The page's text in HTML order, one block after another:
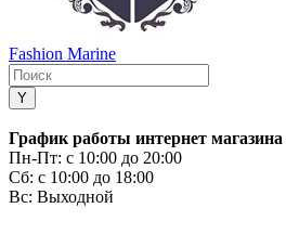
Fashion Marine
График работы интернет магазина
Пн-Пт: с 10:00 до 20:00
Сб: с 10:00 до 18:00
Вс: Выходной